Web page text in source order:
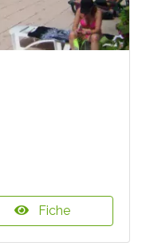
Fiche